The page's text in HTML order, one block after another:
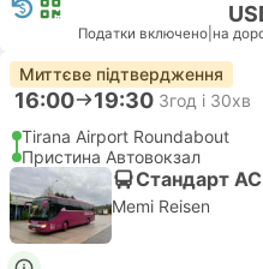
Податки включено на
Миттєве підтвердження
16:00 19:30 3год і 30хв
Tirana Airport Roundabout
Пристина Автовокзал
Стандарт
Memi Reisen